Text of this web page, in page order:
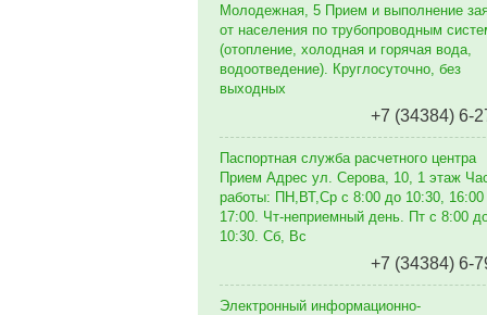
Молодежная, 5 Прием и выполнение
от населения по трубопроводным
(отопление, холодная и горячая вода,
водоотведение). Круглосуточно, без
выходных
+7 (34384) 6-
Паспортная служба расчетного центра
Прием Адрес ул. Серова, 10, 1 этаж
работы: ПН,ВТ,Ср с 8:00 до 10:30, 16:00
17:00. Чт-неприемный день. Пт с 8:00
10:30. Сб, Вс
+7 (34384) 6-
Электронный информационно-